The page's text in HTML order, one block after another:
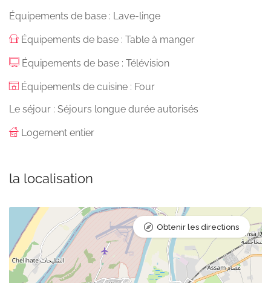
Équipements de base : Lave-linge
Équipements de base : Table à manger
Équipements de base : Télévision
Équipements de cuisine : Four
Le séjour : Séjours longue durée autorisés
Logement entier
la localisation
Obtenir les directions